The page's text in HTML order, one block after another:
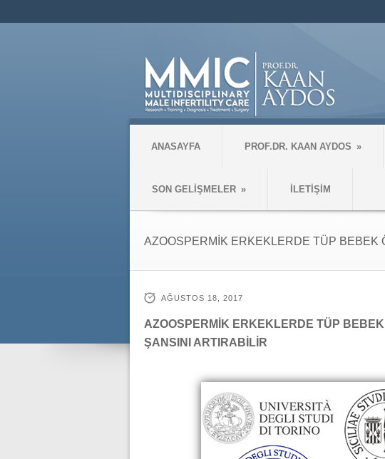
ANASAYFA PROF.DR. KAAN AYDOS »
SON GELİŞMELER » İLETİŞİM
AZOOSPERMİK ERKEKLERDE TÜP BEBEK
AĞUSTOS 18, 2017
AZOOSPERMİK ERKEKLERDE TÜP
ŞANSINI ARTIRABİLİR